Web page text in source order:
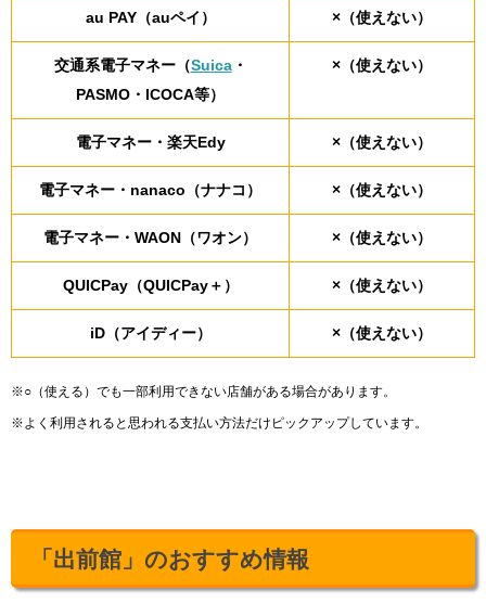
au PAY（auペイ） ×（使えない）
交通系電子マネー（Suica・
PASMO・ICOCA等）
×（使えない）
電子マネー・楽天Edy ×（使えない）
電子マネー・nanaco（ナナコ） ×（使えない）
電子マネー・WAON（ワオン） ×（使えない）
QUICPay（QUICPay＋） ×（使えない）
iD（アイディー） ×（使えない）
※○（使える）でも一部利用できない店舗がある場合があります。
※よく利用されると思われる支払い方法だけピックアップしています。
「出前館」のおすすめ情報